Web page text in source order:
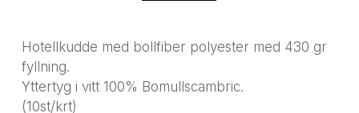
Hotellkudde med bollfiber polyester med 430 gr
fyllning.
Yttertyg i vitt 100% Bomullscambric.
(10st/krt)